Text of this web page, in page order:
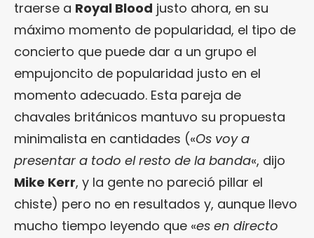
traerse a Royal Blood justo ahora, en su
máximo momento de popularidad, el tipo de
concierto que puede dar a un grupo el
empujoncito de popularidad justo en el
momento adecuado. Esta pareja de
chavales británicos mantuvo su propuesta
minimalista en cantidades («Os voy a
presentar a todo el resto de la banda«, dijo
Mike Kerr, y la gente no pareció pillar el
chiste) pero no en resultados y, aunque llevo
mucho tiempo leyendo que «es en directo